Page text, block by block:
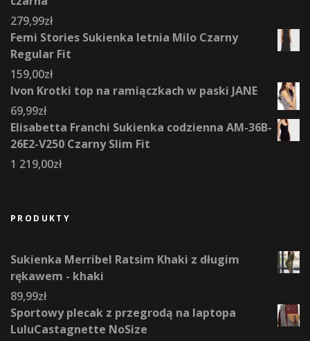
279,99zł
Femi Stories Sukienka letnia Milo Czarny
Regular Fit
159,00zł
Ivon Krotki top na ramiączkach w paski JANE
69,99zł
Elisabetta Franchi Sukienka codzienna AM-36B-
26E2-V250 Czarny Slim Fit
1 219,00zł
PRODUKTY
Sukienka Merribel Ratsim Khaki z długim
rękawem - khaki
89,99zł
Sportowy plecak z przegrodą na laptopa
LuluCastagnette NoSize